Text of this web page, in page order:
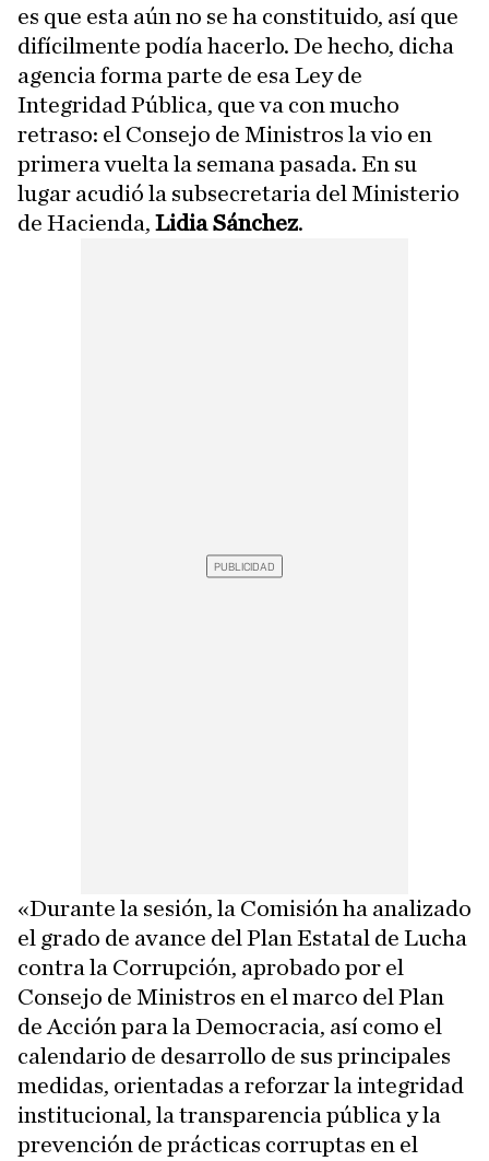
es que esta aún no se ha constituido, así que
difícilmente podía hacerlo. De hecho, dicha
agencia forma parte de esa Ley de
Integridad Pública, que va con mucho
retraso: el Consejo de Ministros la vio en
primera vuelta la semana pasada. En su
lugar acudió la subsecretaria del Ministerio
de Hacienda, Lidia Sánchez.
«Durante la sesión, la Comisión ha analizado
el grado de avance del Plan Estatal de Lucha
contra la Corrupción, aprobado por el
Consejo de Ministros en el marco del Plan
de Acción para la Democracia, así como el
calendario de desarrollo de sus principales
medidas, orientadas a reforzar la integridad
institucional, la transparencia pública y la
prevención de prácticas corruptas en el